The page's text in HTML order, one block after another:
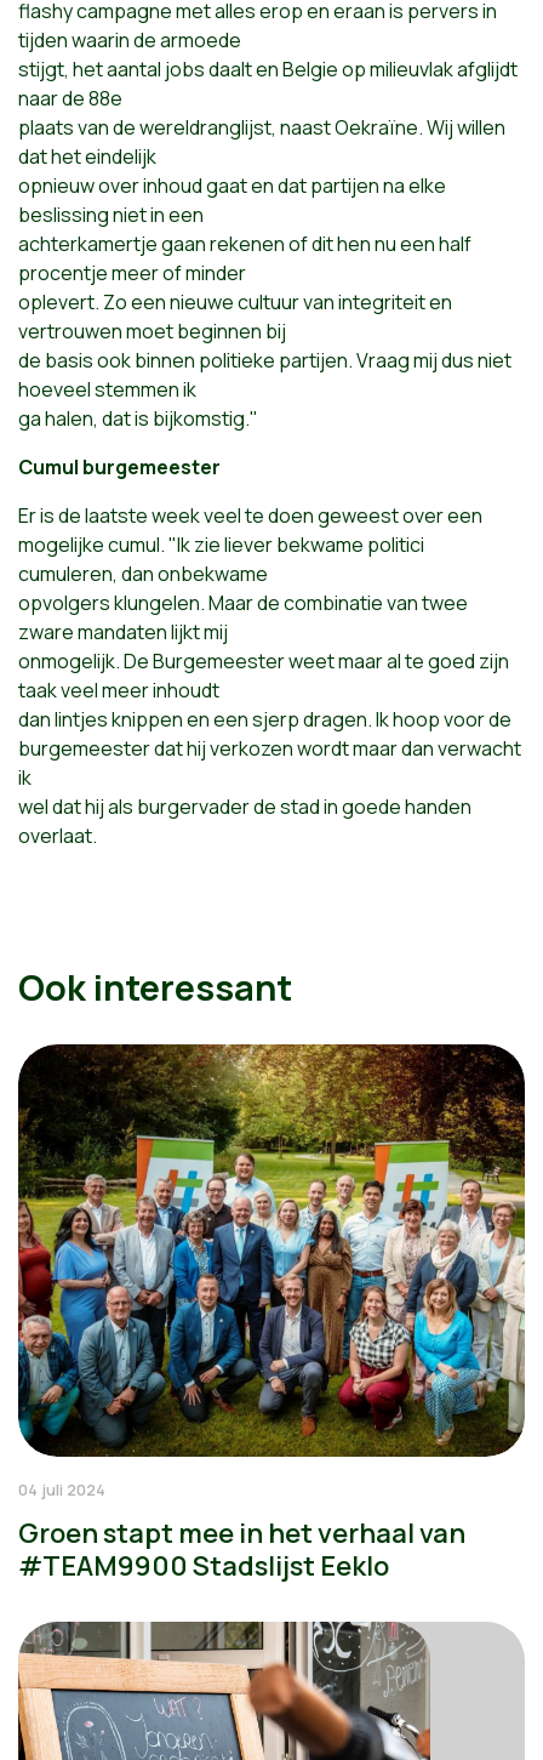
flashy campagne met alles erop en eraan is pervers in
tijden waarin de armoede
stijgt, het aantal jobs daalt en Belgie op milieuvlak afglijdt
naar de 88e
plaats van de wereldranglijst, naast Oekraïne. Wij willen
dat het eindelijk
opnieuw over inhoud gaat en dat partijen na elke
beslissing niet in een
achterkamertje gaan rekenen of dit hen nu een half
procentje meer of minder
oplevert. Zo een nieuwe cultuur van integriteit en
vertrouwen moet beginnen bij
de basis ook binnen politieke partijen. Vraag mij dus niet
hoeveel stemmen ik
ga halen, dat is bijkomstig."
Cumul burgemeester
Er is de laatste week veel te doen geweest over een
mogelijke cumul. "Ik zie liever bekwame politici
cumuleren, dan onbekwame
opvolgers klungelen. Maar de combinatie van twee
zware mandaten lijkt mij
onmogelijk. De Burgemeester weet maar al te goed zijn
taak veel meer inhoudt
dan lintjes knippen en een sjerp dragen. Ik hoop voor de
burgemeester dat hij verkozen wordt maar dan verwacht
ik
wel dat hij als burgervader de stad in goede handen
overlaat.
Ook interessant
04 juli 2024
Groen stapt mee in het verhaal van
#TEAM9900 Stadslijst Eeklo